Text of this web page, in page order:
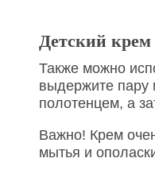
Детский крем
Также можно
выдержите пару
полотенцем, а
Важно! Крем
мытья и